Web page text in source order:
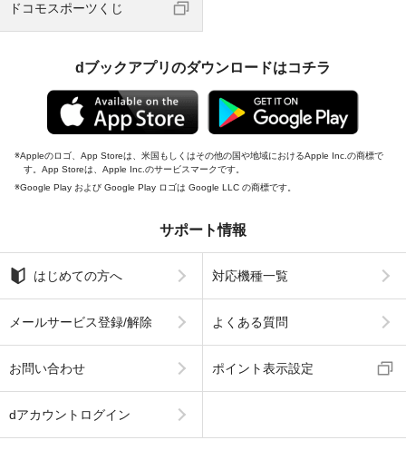
ドコモスポーツくじ
dブックアプリのダウンロードはコチラ
Appleのロゴ、App Storeは、米国もしくはその他の国や地域におけるApple Inc.の商標で
す。App Storeは、Apple Inc.のサービスマークです。
Google Play および Google Play ロゴは Google LLC の商標です。
サポート情報
はじめての方へ 対応機種一覧
メールサービス登録/解除 よくある質問
お問い合わせ ポイント表示設定
dアカウントログイン